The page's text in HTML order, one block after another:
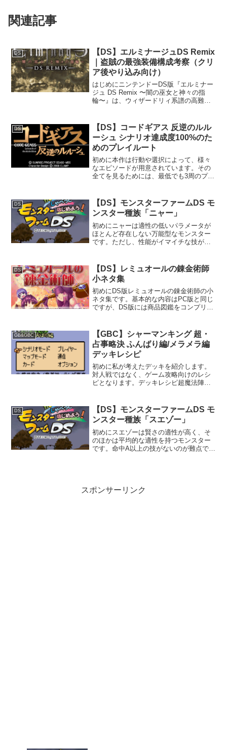
関連記事
DS
【DS】エルミナージュDS Remix
｜盗賊の最強装備構成考察（クリ
ア後やり込み向け）
はじめにニンテンドーDS版『エルミナー
ジュ DS Remix 〜闇の巫女と神々の指
輪〜』は、ウィザードリィ系譜の高難度
ア後のやり込み要素が非常に奥深く、職
業ごとの育成...
DS
【DS】コードギアス 反逆のルル
ーシュ シナリオ達成度100%のた
めのプレイルート
初めに本作は行動や選択によって、様々
なエピソードが用意されています。その
全てを見るためには、最低でも3周のプレ
れが変化していく部分もあり、単に3周プ
レイしてもなかな...
DS
【DS】モンスターファームDS モ
ンスター種族「ニャー」
初めにニャーは適性の低いパラメータが
ほとんど存在しない万能型なモンスター
です。ただし、性能がイマイチな技がほ
ター種族「ニャー」再生条件ブリーダー
ランクC以上で、アイテム...
DS
【DS】レミュオールの錬金術師
小ネタ集
初めにDS版レミュオールの錬金術師の小
ネタ集です。基本的な内容はPC版と同じ
ですが、DS版には商品図鑑をコンプリー
用意してほしかったです。小ネタ集シオ
のハイアンドロー...
GB&GBC
【GBC】シャーマンキング 超・
占事略決 ふんばり編/メラメラ編
デッキレシピ
初めに私が考えたデッキを紹介します。
対人戦ではなく、ゲーム攻略向けのレシ
ピとなります。デッキレシピ超魔法陣デ
心》×1《忍者/ウドの万作...
DS
【DS】モンスターファームDS モ
ンスター種族「スエゾー」
初めにスエゾーは賢さの適性が高く、そ
のほかは平均的な適性を持つモンスター
です。命中A以上の技がないのが難点です
スポンサーリンク